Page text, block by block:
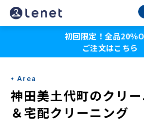
神
田
土
代
町
の
初回限定！全品20％
ご注文はこちら
Area
神田美土代町のクリ
＆宅配クリーニング